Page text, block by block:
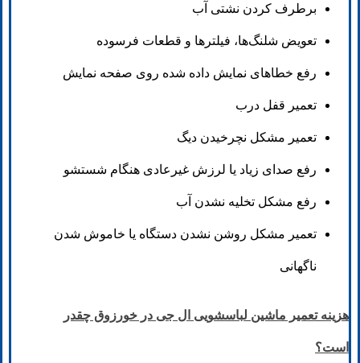
برطرف کردن نشتی آب
تعویض شلنگ‌ها، فیلترها و قطعات فرسوده
رفع خطاهای نمایش داده شده روی صفحه نمایش
تعمیر قفل درب
تعمیر مشکل نچرخیدن دیگ
رفع صدای زیاد یا لرزش غیرعادی هنگام شستشو
رفع مشکل تخلیه نشدن آب
تعمیر مشکل روشن نشدن دستگاه یا خاموش شدن
ناگهانی
هزینه تعمیر ماشین لباسشویی ال جی در خورزوق چقدر
است؟